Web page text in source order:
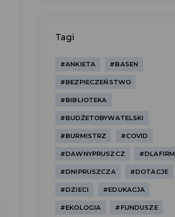
Tagi
#ANKIETA #BASEN
#BEZPIECZEŃSTWO
#BIBLIOTEKA
#BUDŻETOBYWATELSKI
#BURMISTRZ #COVID
#DAWNYPRUSZCZ #DLAFIRM
#DNIPRUSZCZA #DOTACJE
#DZIECI #EDUKACJA
#EKOLOGIA #FUNDUSZE